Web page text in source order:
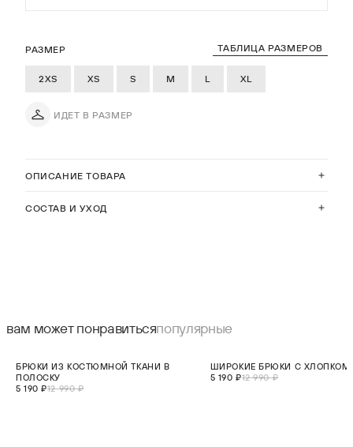
ОПИСАНИЕ ТОВАРА
СОСТАВ И УХОД
РАЗМЕР ТАБЛИЦА РАЗМЕРОВ
2XS XS S M L XL
ИДЕТ В РАЗМЕР
вам может понравитьсяпопулярные
БРЮКИ ИЗ КОСТЮМНОЙ ТКАНИ В
ПОЛОСКУ
5 190 ₽12 990 ₽
ШИРОКИЕ БРЮКИ С ХЛОПКОМ
5 190 ₽12 990 ₽